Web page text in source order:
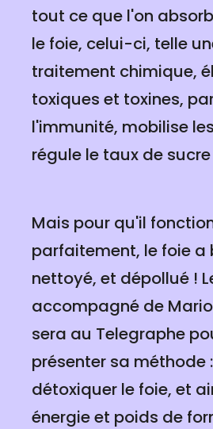
tout ce que l'on
le foie, celui-ci, telle
traitement chimique,
toxiques et toxines,
l'immunité, mobilise
régule le taux de
Mais pour qu'il
parfaitement, le foie a
nettoyé, et dépollué !
accompagné de
sera au Telegraphe
présenter sa méthode
détoxiquer le foie, et
énergie et poids de